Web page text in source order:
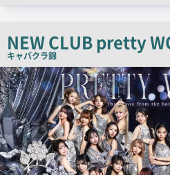
コ
ピ
ー
NEW CLUB pretty
キャバクラ錦
検
索
結
果
一
覧
用
画
像